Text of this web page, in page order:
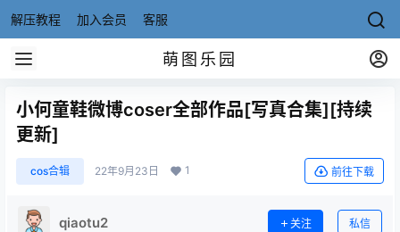
解压教程 加入会员 客服
萌图乐园
小何童鞋微博coser全部作品[写真合集][持续
更新]
cos合辑 22年9月23日 1 前往下载
qiaotu2 关注 私信